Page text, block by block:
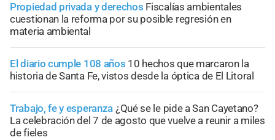
Propiedad privada y derechos Fiscalías ambientales
cuestionan la reforma por su posible regresión en
materia ambiental
El diario cumple 108 años 10 hechos que marcaron la
historia de Santa Fe, vistos desde la óptica de El Litoral
Trabajo, fe y esperanza ¿Qué se le pide a San Cayetano?
La celebración del 7 de agosto que vuelve a reunir a miles
de fieles